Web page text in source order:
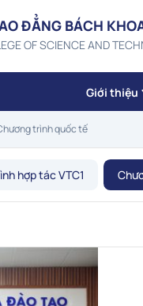
ĐẲNG BÁCH
OF SCIENCE AND
Giới thiệu
trình quốc tế
hợp tác VTC1